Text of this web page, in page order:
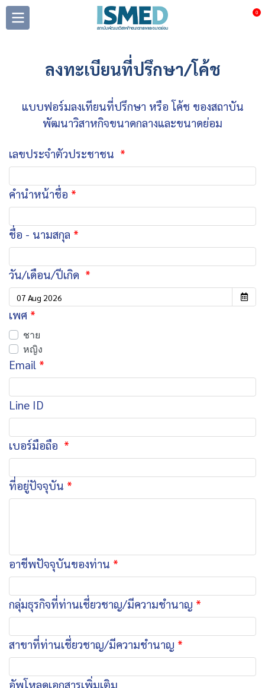
0
ลงทะเบียนที่ปรึกษา/โค้ช
แบบฟอร์มลงเทียนที่ปรึกษา หรือ โค้ช ของสถาบัน
พัฒนาวิสาหกิจขนาดกลางและขนาดย่อม
เลขประจำตัวประชาชน
คำนำหน้าชื่อ
ชื่อ - นามสกุล
วัน/เดือน/ปีเกิด
เพศ
ชาย
หญิง
Email
Line ID
เบอร์มือถือ
ที่อยู่ปัจจุบัน
อาชีพปัจจุบันของท่าน
กลุ่มธุรกิจที่ท่านเชี่ยวชาญ/มีความชำนาญ
สาขาที่ท่านเชี่ยวชาญ/มีความชำนาญ
อัพโหลดเอกสารเพิ่มเติม